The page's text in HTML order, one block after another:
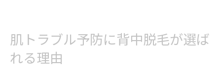
肌トラブル予防に背中脱毛が選ば
れる理由